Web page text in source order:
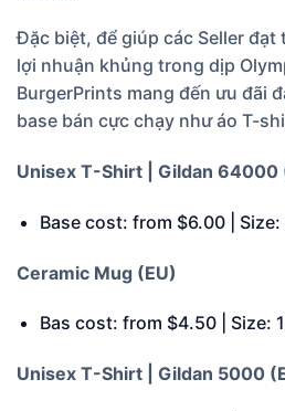
Đặc biệt, để giúp các Seller đạt
lợi nhuận khủng trong dịp
BurgerPrints mang đến ưu đãi
base bán cực chạy như áo T-
Unisex T-Shirt | Gildan 64000
Base cost: from $6.00 |
Ceramic Mug (EU)
Bas cost: from $4.50 | Size:
Unisex T-Shirt | Gildan 5000